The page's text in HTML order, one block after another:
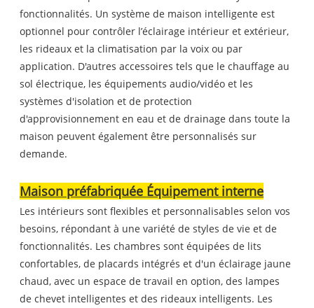
fonctionnalités. Un système de maison intelligente est
optionnel pour contrôler l’éclairage intérieur et extérieur,
les rideaux et la climatisation par la voix ou par
application. D'autres accessoires tels que le chauffage au
sol électrique, les équipements audio/vidéo et les
systèmes d'isolation et de protection
d'approvisionnement en eau et de drainage dans toute la
maison peuvent également être personnalisés sur
demande.
Maison préfabriquée Équipement interne
Les intérieurs sont flexibles et personnalisables selon vos
besoins, répondant à une variété de styles de vie et de
fonctionnalités. Les chambres sont équipées de lits
confortables, de placards intégrés et d'un éclairage jaune
chaud, avec un espace de travail en option, des lampes
de chevet intelligentes et des rideaux intelligents. Les